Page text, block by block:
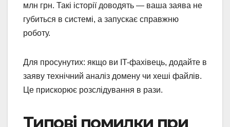
млн грн. Такі історії доводять — ваша заява не
губиться в системі, а запускає справжню
роботу.
Для просунутих: якщо ви IT-фахівець, додайте в
заяву технічний аналіз домену чи хеші файлів.
Це прискорює розслідування в рази.
Типові помилки при